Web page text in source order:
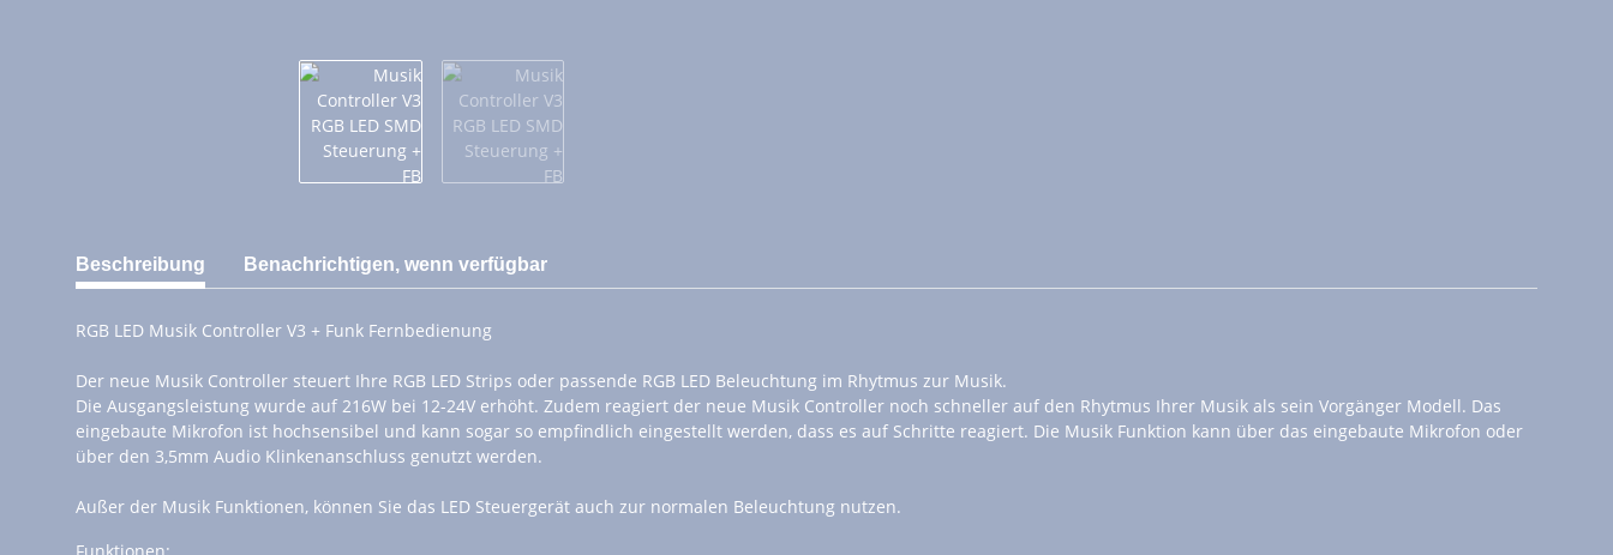
weitere Registerkarten anzeigen
Beschreibung Benachrichtigen, wenn verfügbar
RGB LED Musik Controller V3 + Funk Fernbedienung
Der neue Musik Controller steuert Ihre RGB LED Strips oder passende RGB LED Beleuchtung im Rhytmus zur Musik.
Die Ausgangsleistung wurde auf 216W bei 12-24V erhöht. Zudem reagiert der neue Musik Controller noch schneller auf den Rhytmus Ihrer Musik als sein Vorgänger Modell. Das
eingebaute Mikrofon ist hochsensibel und kann sogar so empfindlich eingestellt werden, dass es auf Schritte reagiert. Die Musik Funktion kann über das eingebaute Mikrofon oder
über den 3,5mm Audio Klinkenanschluss genutzt werden.
Außer der Musik Funktionen, können Sie das LED Steuergerät auch zur normalen Beleuchtung nutzen.